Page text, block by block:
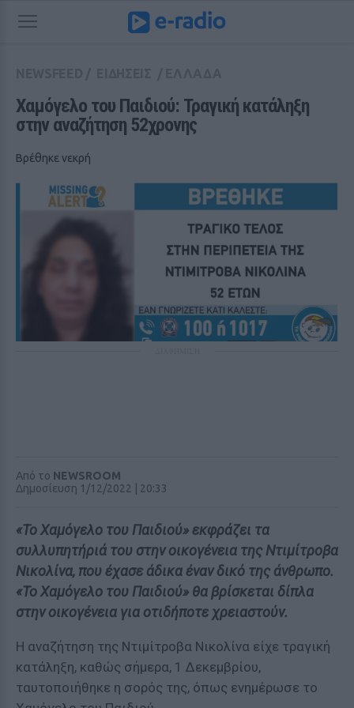
Χαμόγελο του Παιδιού: Τραγική κατάληξη
στην αναζήτηση 52χρονης
Βρέθηκε νεκρή
Από το NEWSROOM
Δημοσίευση 1/12/2022 | 20:33
«To Χαμόγελο του Παιδιού» εκφράζει τα
συλλυπητήριά του στην οικογένεια της Ντιμίτροβα
Νικολίνα, που έχασε άδικα έναν δικό της άνθρωπο.
«Το Χαμόγελο του Παιδιού» θα βρίσκεται δίπλα
στην οικογένεια για οτιδήποτε χρειαστούν.
Η αναζήτηση της Ντιμίτροβα Νικολίνα είχε τραγική
κατάληξη, καθώς σήμερα, 1 Δεκεμβρίου,
ταυτοποιήθηκε η σορός της, όπως ενημέρωσε το